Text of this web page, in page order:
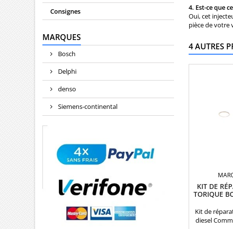
Consignes
MARQUES
Bosch
Delphi
denso
Siemens-continental
4. Est-ce que
Oui, cet
pièce de votre
4 AUTRES
KIT DE
TORIQUE
Kit de
diesel